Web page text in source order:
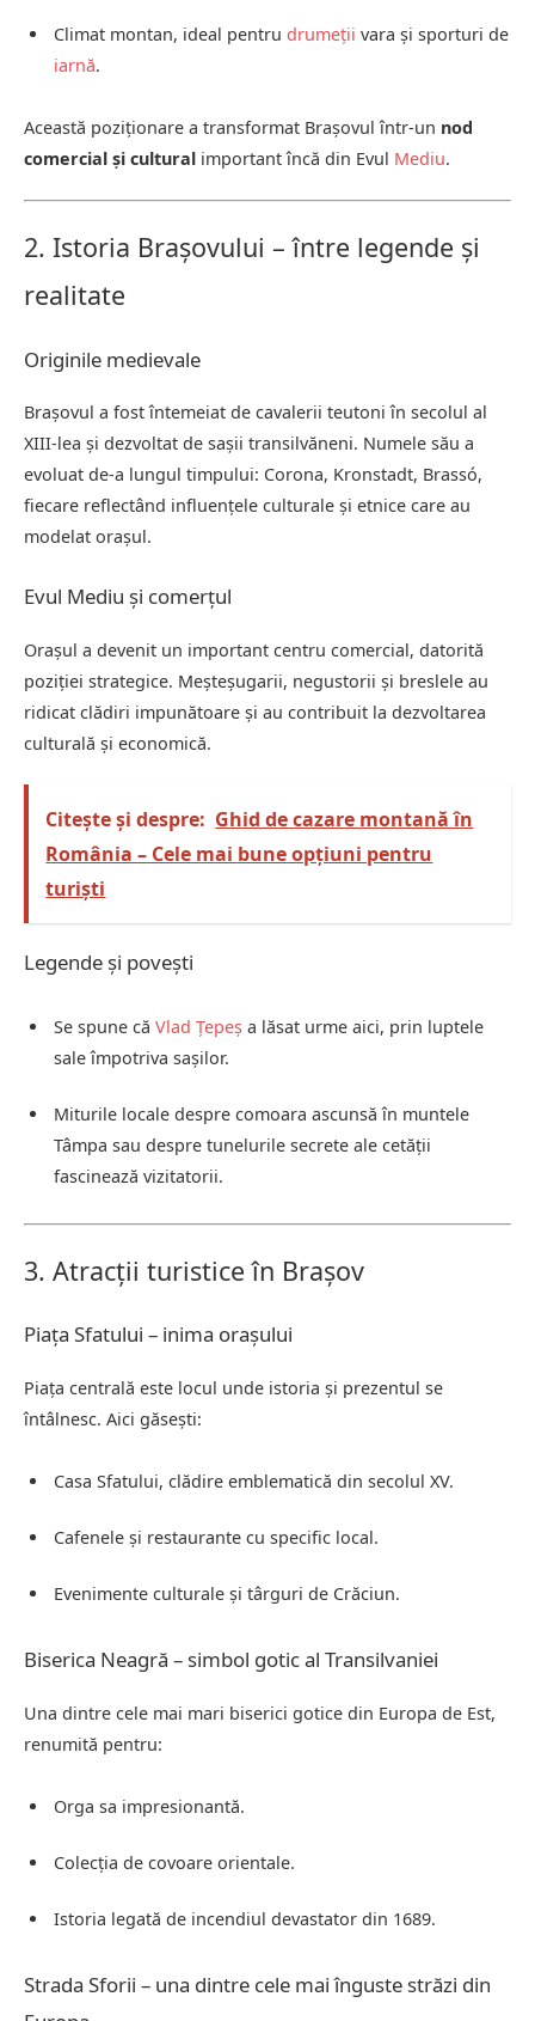
Climat montan, ideal pentru drumeții vara și sporturi de
iarnă.
Această poziționare a transformat Brașovul într-un nod
comercial și cultural important încă din Evul Mediu.
2. Istoria Brașovului – între legende și
realitate
Originile medievale
Brașovul a fost întemeiat de cavalerii teutoni în secolul al
XIII-lea și dezvoltat de sașii transilvăneni. Numele său a
evoluat de-a lungul timpului: Corona, Kronstadt, Brassó,
fiecare reflectând influențele culturale și etnice care au
modelat orașul.
Evul Mediu și comerțul
Orașul a devenit un important centru comercial, datorită
poziției strategice. Meșteșugarii, negustorii și breslele au
ridicat clădiri impunătoare și au contribuit la dezvoltarea
culturală și economică.
Citește și despre: Ghid de cazare montană în
România – Cele mai bune opțiuni pentru
turiști
Legende și povești
Se spune că Vlad Țepeș a lăsat urme aici, prin luptele
sale împotriva sașilor.
Miturile locale despre comoara ascunsă în muntele
Tâmpa sau despre tunelurile secrete ale cetății
fascinează vizitatorii.
3. Atracții turistice în Brașov
Piața Sfatului – inima orașului
Piața centrală este locul unde istoria și prezentul se
întâlnesc. Aici găsești:
Casa Sfatului, clădire emblematică din secolul XV.
Cafenele și restaurante cu specific local.
Evenimente culturale și târguri de Crăciun.
Biserica Neagră – simbol gotic al Transilvaniei
Una dintre cele mai mari biserici gotice din Europa de Est,
renumită pentru:
Orga sa impresionantă.
Colecția de covoare orientale.
Istoria legată de incendiul devastator din 1689.
Strada Sforii – una dintre cele mai înguste străzi din